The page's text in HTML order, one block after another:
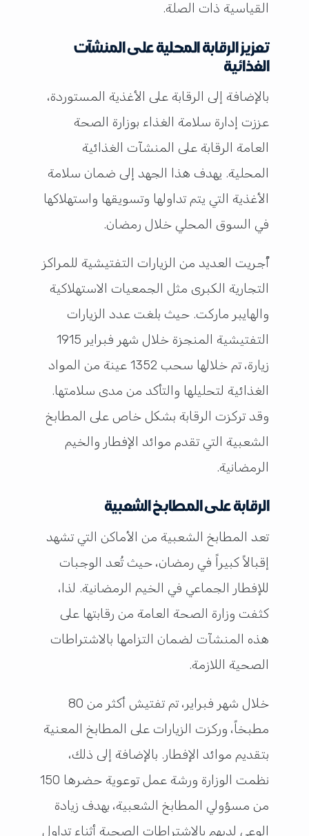
القياسية ذات الصلة.
تعزيز الرقابة المحلية على المنشآت
الغذائية
بالإضافة إلى الرقابة على الأغذية المستوردة،
عززت إدارة سلامة الغذاء بوزارة الصحة
العامة الرقابة على المنشآت الغذائية
المحلية. يهدف هذا الجهد إلى ضمان سلامة
الأغذية التي يتم تداولها وتسويقها واستهلاكها
في السوق المحلي خلال رمضان.
أُجريت العديد من الزيارات التفتيشية للمراكز
التجارية الكبرى مثل الجمعيات الاستهلاكية
والهايبر ماركت. حيث بلغت عدد الزيارات
التفتيشية المنجزة خلال شهر فبراير 1915
زيارة، تم خلالها سحب 1352 عينة من المواد
الغذائية لتحليلها والتأكد من مدى سلامتها.
وقد تركزت الرقابة بشكل خاص على المطابخ
الشعبية التي تقدم موائد الإفطار والخيم
الرمضانية.
الرقابة على المطابخ الشعبية
تعد المطابخ الشعبية من الأماكن التي تشهد
إقبالاً كبيراً في رمضان، حيث تُعد الوجبات
للإفطار الجماعي في الخيم الرمضانية. لذا،
كثفت وزارة الصحة العامة من رقابتها على
هذه المنشآت لضمان التزامها بالاشتراطات
الصحية اللازمة.
خلال شهر فبراير، تم تفتيش أكثر من 80
مطبخاً، وركزت الزيارات على المطابخ المعنية
بتقديم موائد الإفطار. بالإضافة إلى ذلك،
نظمت الوزارة ورشة عمل توعوية حضرها 150
من مسؤولي المطابخ الشعبية، بهدف زيادة
الوعي لديهم بالاشتراطات الصحية أثناء تداول